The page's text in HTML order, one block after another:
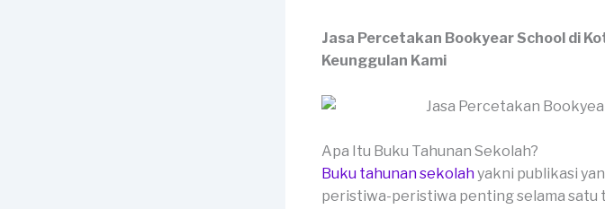
Jasa Percetakan Bookyear School di
Keunggulan Kami
Apa Itu Buku Tahunan Sekolah?
Buku tahunan sekolahyakni publikasi
peristiwa-peristiwa penting selama satu